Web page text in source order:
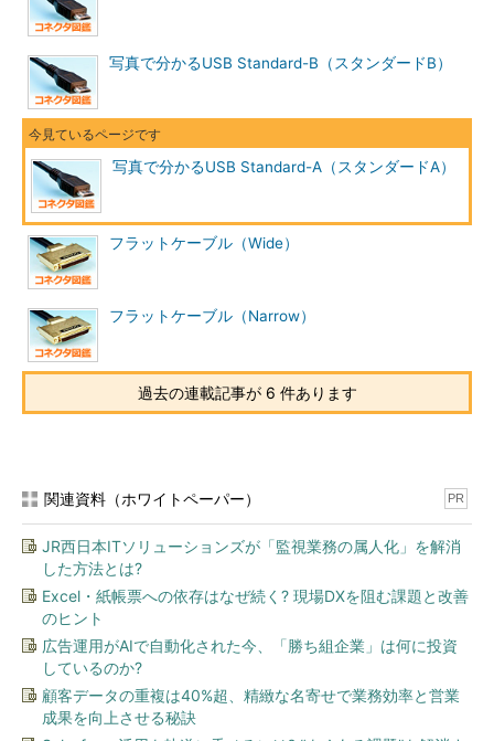
写真で分かるUSB Standard-B（スタンダードB）
写真で分かるUSB Standard-A（スタンダードA）
フラットケーブル（Wide）
フラットケーブル（Narrow）
過去の連載記事が 6 件あります
関連資料（ホワイトペーパー） PR
JR西日本ITソリューションズが「監視業務の属人化」を解消
した方法とは?
Excel・紙帳票への依存はなぜ続く? 現場DXを阻む課題と改善
のヒント
広告運用がAIで自動化された今、「勝ち組企業」は何に投資
しているのか?
顧客データの重複は40%超、精緻な名寄せで業務効率と営業
成果を向上させる秘訣